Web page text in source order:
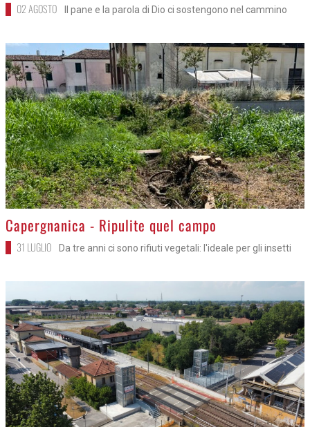
02 AGOSTO Il pane e la parola di Dio ci sostengono nel cammino
>
Capergnanica - Ripulite quel campo
31 LUGLIO Da tre anni ci sono rifiuti vegetali: l'ideale per gli insetti